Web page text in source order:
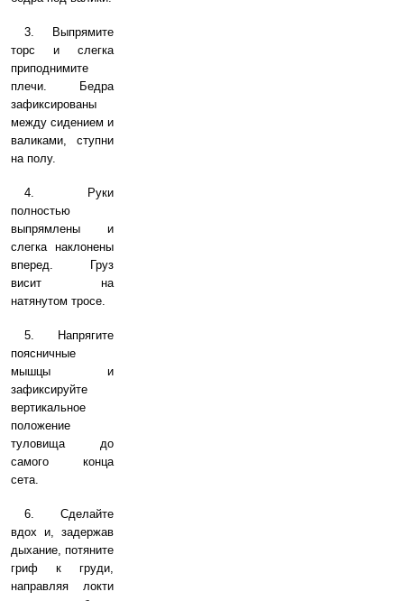
3. Выпрямите
торс и слегка
приподнимите
плечи. Бедра
зафиксированы
между сидением и
валиками, ступни
на полу.
4. Руки
полностью
выпрямлены и
слегка наклонены
вперед. Груз
висит на
натянутом тросе.
5. Напрягите
поясничные
мышцы и
зафиксируйте
вертикальное
положение
туловища до
самого конца
сета.
6. Сделайте
вдох и, задержав
дыхание, потяните
гриф к груди,
направляя локти